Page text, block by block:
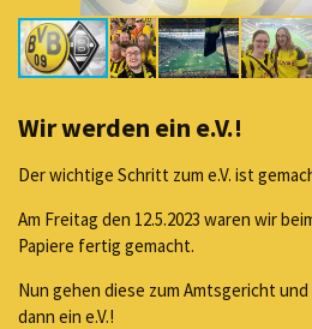
Wir werden ein e.V.!
Der wichtige Schritt zum e.V. ist
Am Freitag den 12.5.2023 waren wir
Papiere fertig gemacht.
Nun gehen diese zum Amtsgericht
dann ein e.V.!